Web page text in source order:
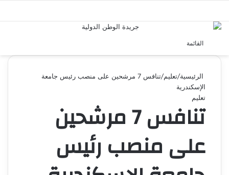
القائمة
الرئيسية/تعليم/
تنافس 7 مرشحين على منصب رئيس جامعة
الإسكندرية
تعليم
تنافس 7 مرشحين
على منصب رئيس